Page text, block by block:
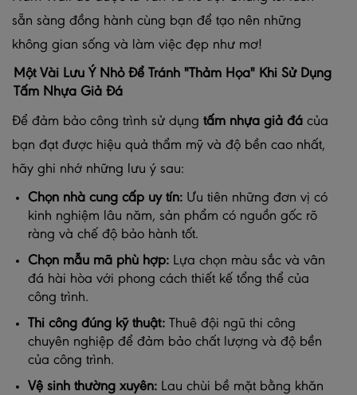
sẵn sàng đồng hành cùng bạn để tạo nên những
không gian sống và làm việc đẹp như mơ!
Một Vài Lưu Ý Nhỏ Để Tránh "Thảm Họa" Khi Sử Dụng
Tấm Nhựa Giả Đá
Để đảm bảo công trình sử dụng tấm nhựa giả đá của
bạn đạt được hiệu quả thẩm mỹ và độ bền cao nhất,
hãy ghi nhớ những lưu ý sau:
Chọn nhà cung cấp uy tín: Ưu tiên những đơn vị có
kinh nghiệm lâu năm, sản phẩm có nguồn gốc rõ
ràng và chế độ bảo hành tốt.
Chọn mẫu mã phù hợp: Lựa chọn màu sắc và vân
đá hài hòa với phong cách thiết kế tổng thể của
công trình.
Thi công đúng kỹ thuật: Thuê đội ngũ thi công
chuyên nghiệp để đảm bảo chất lượng và độ bền
của công trình.
Vệ sinh thường xuyên: Lau chùi bề mặt bằng khăn